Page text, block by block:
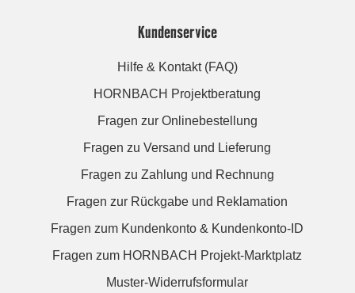
Kundenservice
Hilfe & Kontakt (FAQ)
HORNBACH Projektberatung
Fragen zur Onlinebestellung
Fragen zu Versand und Lieferung
Fragen zu Zahlung und Rechnung
Fragen zur Rückgabe und Reklamation
Fragen zum Kundenkonto & Kundenkonto-ID
Fragen zum HORNBACH Projekt-Marktplatz
Muster-Widerrufsformular